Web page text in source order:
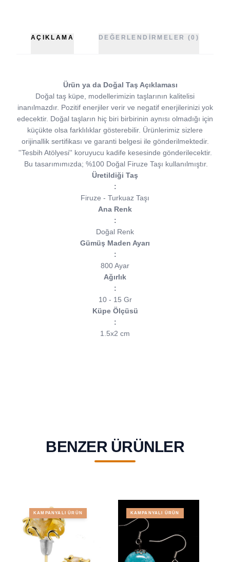
AÇIKLAMA DEĞERLENDIRMELER (0)
Ürün ya da Doğal Taş Açıklaması
Doğal taş küpe, modellerimizin taşlarının kalitelisi
inanılmazdır. Pozitif enerjiler verir ve negatif enerjilerinizi yok
edecektir. Doğal taşların hiç biri birbirinin aynısı olmadığı için
küçükte olsa farklılıklar gösterebilir. Ürünlerimiz sizlere
orijinallik sertifikası ve garanti belgesi ile gönderilmektedir.
''Tesbih Atölyesi'' koruyucu kadife kesesinde gönderilecektir.
Bu tasarımımızda; %100 Doğal Firuze Taşı kullanılmıştır.
Üretildiği Taş
:
Firuze - Turkuaz Taşı
Ana Renk
:
Doğal Renk
Gümüş Maden Ayarı
:
800 Ayar
Ağırlık
:
10 - 15 Gr
Küpe Ölçüsü
:
1.5x2 cm
BENZER ÜRÜNLER
KAMPANYALI ÜRÜN KAMPANYALI ÜRÜN